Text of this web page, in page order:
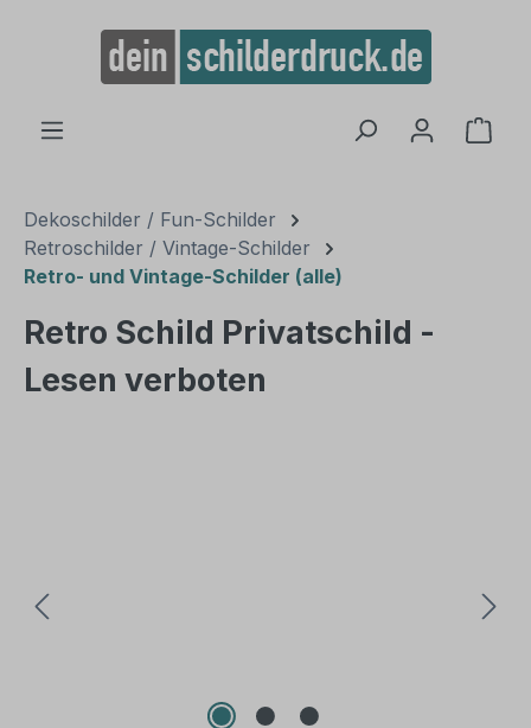
springen
Dekoschilder / Fun-Schilder
Retroschilder / Vintage-Schilder
Retro- und Vintage-Schilder (alle)
Retro Schild Privatschild -
Lesen verboten